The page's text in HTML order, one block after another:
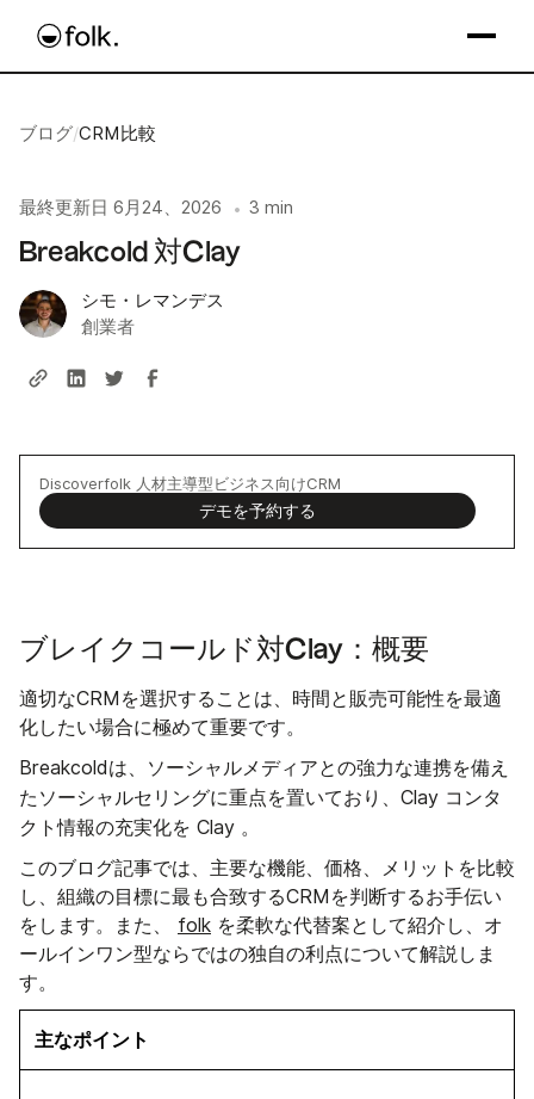
ブログ/CRM比較
最終更新日 6月24、2026 • 3 min
Breakcold 対Clay
シモ・レマンデス
創業者
Discoverfolk 人材主導型ビジネス向けCRM
デモを予約する
ブレイクコールド対Clay：概要
適切なCRMを選択することは、時間と販売可能性を最適
化したい場合に極めて重要です。
Breakcoldは、ソーシャルメディアとの強力な連携を備え
た ソーシャルセリングに重点を置いており、Clay コンタ
クト情報の充実化を Clay 。
このブログ記事では、主要な機能、価格、メリットを比較
し、組織の目標に最も合致するCRMを判断するお手伝い
をします。また、 folk を柔軟な代替案として紹介し、オ
ールインワン型ならではの独自の利点について解説しま
す。
主なポイント